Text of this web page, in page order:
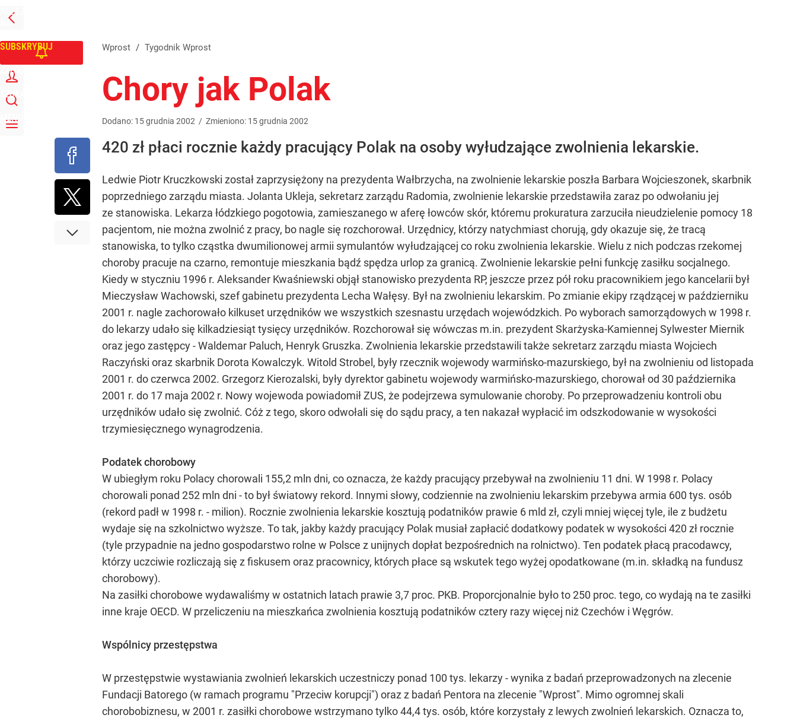
PRZEJDŹ
NA
GŁÓWNĄ
SUBSKRYBUJ
ZALOGUJ
SZUKAJ
MENU
Wprost / Tygodnik Wprost
Chory jak Polak
Dodano: 15grudnia 2002 / Zmieniono: 15grudnia 2002
420 zł płaci rocznie każdy pracujący Polak na osoby wyłudzające zwolnienia lekarskie.
Ledwie Piotr Kruczkowski został zaprzysiężony na prezydenta Wałbrzycha, na zwolnienie lekarskie poszła Barbara Wojcieszonek, skarbnik
poprzedniego zarządu miasta. Jolanta Ukleja, sekretarz zarządu Radomia, zwolnienie lekarskie przedstawiła zaraz po odwołaniu jej
ze stanowiska. Lekarza łódzkiego pogotowia, zamieszanego w aferę łowców skór, któremu prokuratura zarzuciła nieudzielenie pomocy 18
pacjentom, nie można zwolnić z pracy, bo nagle się rozchorował. Urzędnicy, którzy natychmiast chorują, gdy okazuje się, że tracą
stanowiska, to tylko cząstka dwumilionowej armii symulantów wyłudzającej co roku zwolnienia lekarskie. Wielu z nich podczas rzekomej
choroby pracuje na czarno, remontuje mieszkania bądź spędza urlop za granicą. Zwolnienie lekarskie pełni funkcję zasiłku socjalnego.
Kiedy w styczniu 1996 r. Aleksander Kwaśniewski objął stanowisko prezydenta RP, jeszcze przez pół roku pracownikiem jego kancelarii był
Mieczysław Wachowski, szef gabinetu prezydenta Lecha Wałęsy. Był na zwolnieniu lekarskim. Po zmianie ekipy rządzącej w październiku
2001 r. nagle zachorowało kilkuset urzędników we wszystkich szesnastu urzędach wojewódzkich. Po wyborach samorządowych w 1998 r.
do lekarzy udało się kilkadziesiąt tysięcy urzędników. Rozchorował się wówczas m.in. prezydent Skarżyska-Kamiennej Sylwester Miernik
oraz jego zastępcy - Waldemar Paluch, Henryk Gruszka. Zwolnienia lekarskie przedstawili także sekretarz zarządu miasta Wojciech
Raczyński oraz skarbnik Dorota Kowalczyk. Witold Strobel, były rzecznik wojewody warmińsko-mazurskiego, był na zwolnieniu od listopada
2001 r. do czerwca 2002. Grzegorz Kierozalski, były dyrektor gabinetu wojewody warmińsko-mazurskiego, chorował od 30 października
2001 r. do 17 maja 2002 r. Nowy wojewoda powiadomił ZUS, że podejrzewa symulowanie choroby. Po przeprowadzeniu kontroli obu
urzędników udało się zwolnić. Cóż z tego, skoro odwołali się do sądu pracy, a ten nakazał wypłacić im odszkodowanie w wysokości
trzymiesięcznego wynagrodzenia.
Podatek chorobowy
W ubiegłym roku Polacy chorowali 155,2 mln dni, co oznacza, że każdy pracujący przebywał na zwolnieniu 11 dni. W 1998 r. Polacy
chorowali ponad 252 mln dni - to był światowy rekord. Innymi słowy, codziennie na zwolnieniu lekarskim przebywa armia 600 tys. osób
(rekord padł w 1998 r. - milion). Rocznie zwolnienia lekarskie kosztują podatników prawie 6 mld zł, czyli mniej więcej tyle, ile z budżetu
wydaje się na szkolnictwo wyższe. To tak, jakby każdy pracujący Polak musiał zapłacić dodatkowy podatek w wysokości 420 zł rocznie
(tyle przypadnie na jedno gospodarstwo rolne w Polsce z unijnych dopłat bezpośrednich na rolnictwo). Ten podatek płacą pracodawcy,
którzy uczciwie rozliczają się z fiskusem oraz pracownicy, których płace są wskutek tego wyżej opodatkowane (m.in. składką na fundusz
chorobowy).
Na zasiłki chorobowe wydawaliśmy w ostatnich latach prawie 3,7 proc. PKB. Proporcjonalnie było to 250 proc. tego, co wydają na te zasiłki
inne kraje OECD. W przeliczeniu na mieszkańca zwolnienia kosztują podatników cztery razy więcej niż Czechów i Węgrów.
Wspólnicy przestępstwa
W przestępstwie wystawiania zwolnień lekarskich uczestniczy ponad 100 tys. lekarzy - wynika z badań przeprowadzonych na zlecenie
Fundacji Batorego (w ramach programu "Przeciw korupcji") oraz z badań Pentora na zlecenie "Wprost". Mimo ogromnej skali
chorobobiznesu, w 2001 r. zasiłki chorobowe wstrzymano tylko 44,4 tys. osób, które korzystały z lewych zwolnień lekarskich. Oznacza to,